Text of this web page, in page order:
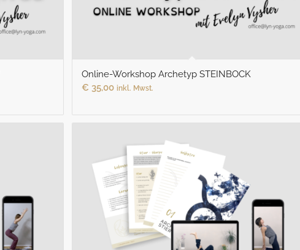
Online-Workshop Archetyp STEINBOCK
€ 35,00 inkl. Mwst.